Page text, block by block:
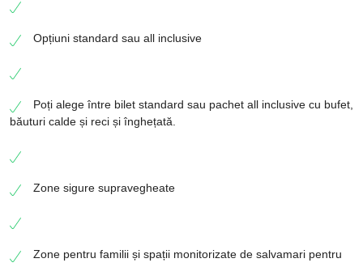
Opțiuni standard sau all inclusive
Poți alege între bilet standard sau pachet all inclusive cu bufet,
băuturi calde și reci și înghețată.
Zone sigure supravegheate
Zone pentru familii și spații monitorizate de salvamari pentru